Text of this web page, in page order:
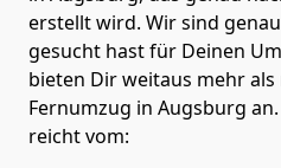
erstellt wird. Wir sind
gesucht hast für Deinen
bieten Dir weitaus mehr
Fernumzug in Augsburg
reicht vom: